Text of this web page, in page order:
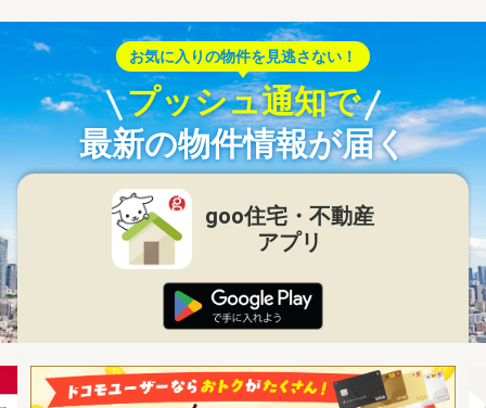
お気に入りの物件を見逃さない！
プッシュ通知で
最新の物件情報が届く
goo住宅・不動産
アプリ